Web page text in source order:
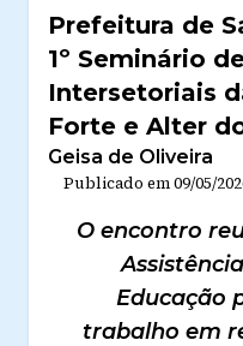
Prefeitura de
1º Seminário
Intersetoriais
Forte e Alter
Geisa de Oliveira
Publicado em09/05/
O encontro
Educação
trabalho em